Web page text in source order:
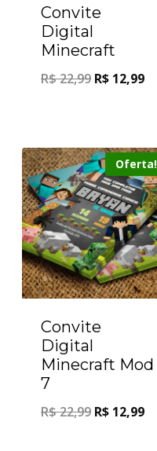
Convite
Digital
Minecraft
R$22,99 R$ 12,99
Oferta!
Convite
Digital
Minecraft Mod
7
R$22,99 R$ 12,99